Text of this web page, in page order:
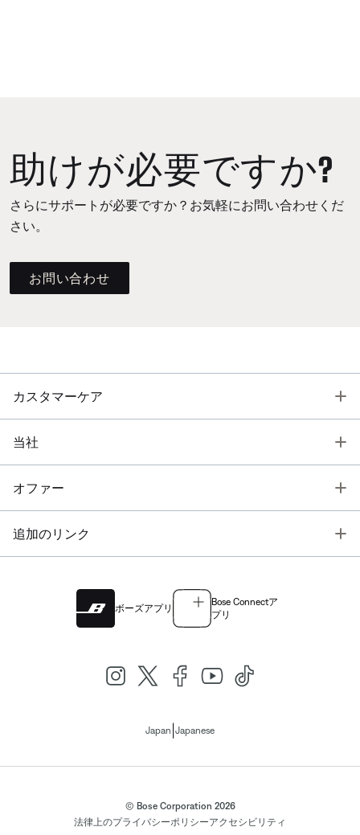
助けが必要ですか?
さらにサポートが必要ですか？お気軽にお問い合わせくだ
さい。
お問い合わせ
カスタマーケア
当社
オファー
追加のリンク
ボーズアプリ
Bose Connectア
プリ
Japan Japanese
© Bose Corporation 2026
法律上のプライバシーポリシーアクセシビリティ